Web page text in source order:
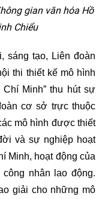
gian văn hóa Hồ
Chiểu
sáng tạo, Liên đoàn
thi thiết kế mô hình
Minh” thu hút sự
cơ sở trực thuộc
mô hình được thiết
và sự nghiệp hoạt
Minh, hoạt động của
nhân lao động.
giải cho những mô